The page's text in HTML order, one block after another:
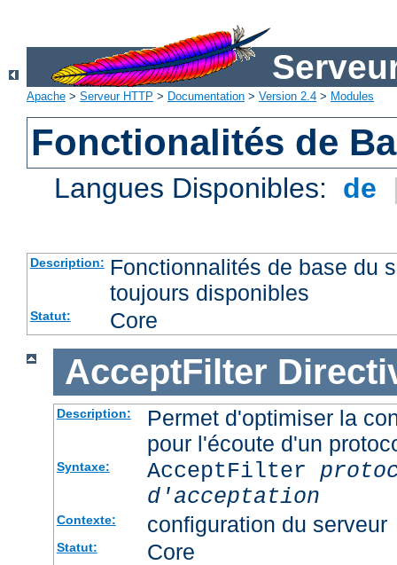
Apache > Serveur HTTP > Documentation > Version 2.4 > Modules
Fonctionalités de
Langues Disponibles: de
Description: Fonctionnalités de base du
toujours disponibles
Statut: Core
AcceptFilter
Description:
Permet d'optimiser la
pour l'écoute d'un
Syntaxe: AcceptFilter
d'acceptation
Contexte: configuration du serveur
Statut: Core